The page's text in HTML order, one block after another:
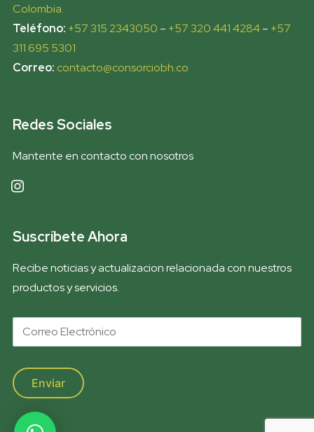
Colombia.​
Teléfono: +57 315 2343050 – +57 320 441 4284– +57
311 695 5301
Correo: contacto@consorciobh.co
Redes Sociales
Mantente en contacto con nosotros
instagram
Suscríbete Ahora
Recibe noticias y actualizacion relacionada con nuestros
productos y servicios.